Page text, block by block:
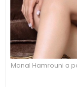
Manal Hamrouni a